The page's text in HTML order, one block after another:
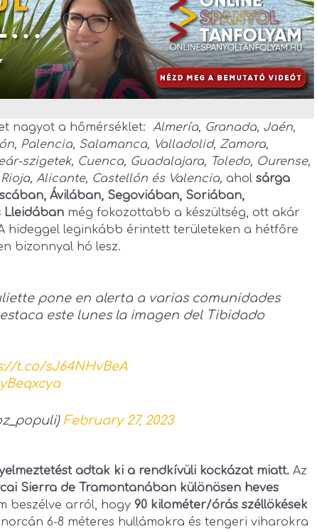
nagyot a hőmérséklet: Almería, Granada, Jaén,
Palencia, Salamanca, Valladolid, Zamora,
szigetek, Cuenca, Guadalajara, Toledo, Ourense,
Alicante, Castellón és Valencia, ahol sárga
Ávilában, Segoviában, Soriában,
Lleidában még fokozottabb a készültség, ott akár
hideggel leginkább érintett területeken a hétfőre
bizonnyal hó lesz.
pone en alerta a varias comunidades
este lunes la imagen del Tibidado
t.co/sJ64NHvBeA
February 27, 2023
adtak ki a rendkívüli kockázat miatt. Az
Sierra de Tramontanában különösen heves
beszélve arról, hogy 90 kilométer/órás széllökések
6-8 méteres hullámokra és tengeri viharokra